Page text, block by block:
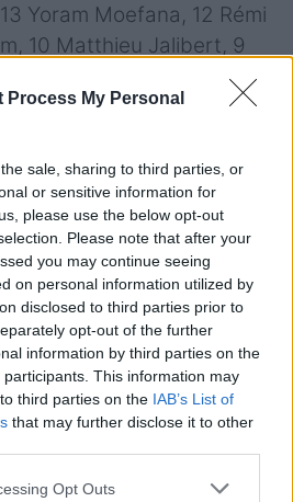
Process My Personal
sale, sharing to third parties, or
or sensitive information for
please use the below opt-out
Please note that after your
you may continue seeing
on personal information utilized by
disclosed to third parties prior to
opt-out of the further
information by third parties on the
participants. This information may
third parties on the IAB’s List of
that may further disclose it to other
Opt Outs
Yoram Moefana, 12 Rémi
10 Matthieu Jalibert, 9
Higginbotham, 7 Guido
5 Cyril Cazeaux, 4 Kane
Poirot (c)
Joseph Dweba, 17 Lekso
19 Thomas
Roumat, 21 Yann
Seuteni, 23 Nans
Boffelli, 14 Louis
Klemenczak, 12 Kurtley
10 Antoine Gibert, 9
(c), 8 Jordan Joseph, 7